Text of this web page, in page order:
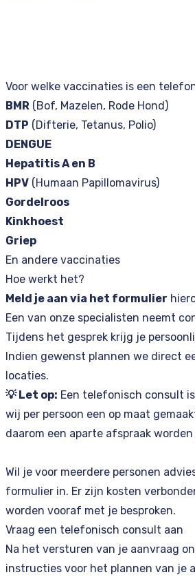
Voor welke vaccinaties is een
BMR(Bof, Mazelen, Rode Hond)
DTP (Difterie, Tetanus, Polio)
DENGUE
Hepatitis A en B
HPV(Humaan Papillomavirus)
Gordelroos
Kinkhoest
Griep
En andere vaccinaties
Hoe werkt het?
Meld je aan via het formulier
Een van onze specialisten neemt
Tijdens het gesprek krijg je
Indien gewenst plannen we direct
locaties.
💡 Let op: Een telefonisch consult
wij per persoon een op maat
daarom een aparte afspraak
Wil je voor meerdere personen
formulier in. Er zijn kosten
worden vooraf met je besproken.
Vraag een telefonisch consult aan
Na het versturen van je aanvraag
instructies voor het plannen van je